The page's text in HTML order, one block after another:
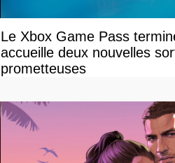
Le Xbox Game Pass
accueille deux nouvelles
prometteuses